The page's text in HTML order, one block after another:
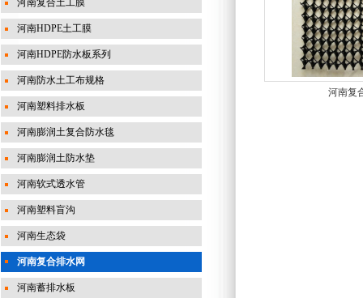
河南复合土工膜
河南HDPE土工膜
河南HDPE防水板系列
河南防水土工布规格
河南塑料排水板
河南膨润土复合防水毯
河南膨润土防水垫
河南软式透水管
河南塑料盲沟
河南生态袋
河南复合排水网
河南蓄排水板
河南复